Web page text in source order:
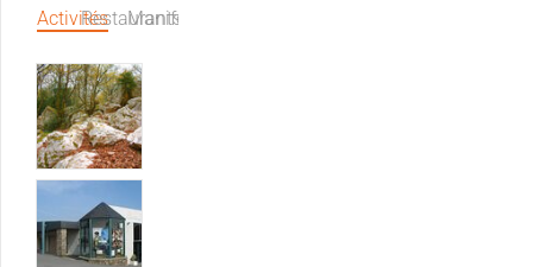
ActivitésRestaurantsManifestations